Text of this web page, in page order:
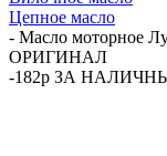
Цепное масло
- Масло моторное
ОРИГИНАЛ
-182р ЗА